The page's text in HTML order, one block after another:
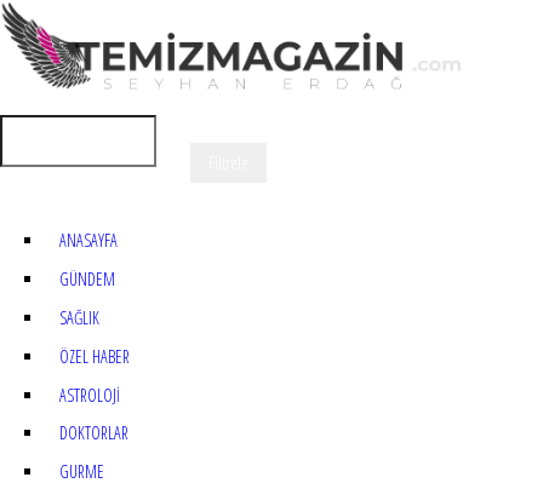
ANASAYFA
GÜNDEM
SAĞLIK
ÖZEL HABER
ASTROLOJİ
DOKTORLAR
GURME